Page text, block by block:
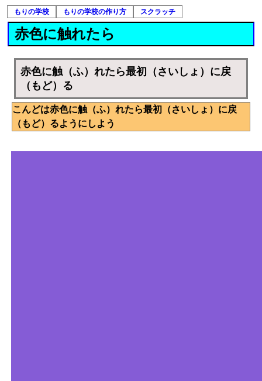
もりの学校 もりの学校の作り方 スクラッチ
赤色に触れたら
赤色に触（ふ）れたら最初（さいしょ）に戻
（もど）る
こんどは赤色に触（ふ）れたら最初（さいしょ）に戻
（もど）るようにしよう